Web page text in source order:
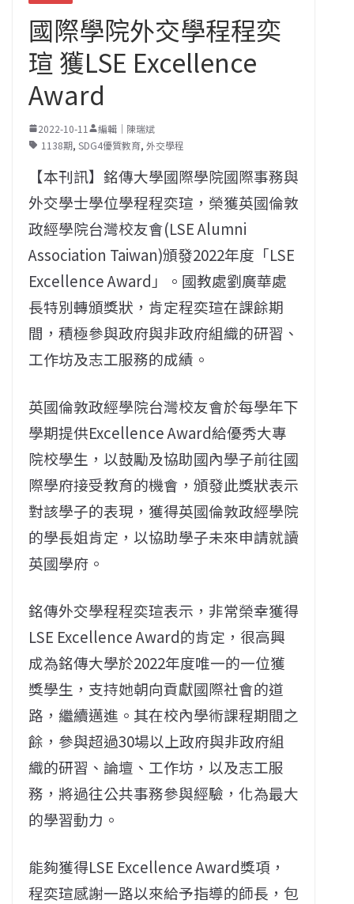
國際學院外交學程程奕
瑄 獲LSE Excellence
Award
2022-10-11
編輯｜陳瑞斌
1138期, SDG4優質教育, 外交學程
【本刊訊】銘傳大學國際學院國際事務與
外交學士學位學程程奕瑄，榮獲英國倫敦
政經學院台灣校友會(LSE Alumni
Association Taiwan)頒發2022年度「LSE
Excellence Award」。國教處劉廣華處
長特別轉頒獎狀，肯定程奕瑄在課餘期
間，積極參與政府與非政府組織的研習、
工作坊及志工服務的成績。
英國倫敦政經學院台灣校友會於每學年下
學期提供Excellence Award給優秀大專
院校學生，以鼓勵及協助國內學子前往國
際學府接受教育的機會，頒發此獎狀表示
對該學子的表現，獲得英國倫敦政經學院
的學長姐肯定，以協助學子未來申請就讀
英國學府。
銘傳外交學程程奕瑄表示，非常榮幸獲得
LSE Excellence Award的肯定，很高興
成為銘傳大學於2022年度唯一的一位獲
獎學生，支持她朝向貢獻國際社會的道
路，繼續邁進。其在校內學術課程期間之
餘，參與超過30場以上政府與非政府組
織的研習、論壇、工作坊，以及志工服
務，將過往公共事務參與經驗，化為最大
的學習動力。
能夠獲得LSE Excellence Award獎項，
程奕瑄感謝一路以來給予指導的師長，包